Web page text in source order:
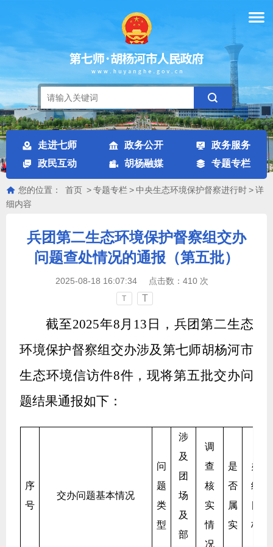
走进七师 政务公开
政务服务
政民互动
胡杨融媒 专题专栏
您的位置： 首页 >专题专栏 >中央生态环境保护督察进行时>详
细内容
兵团第二生态环境保护督察组交办
问题查处情况的通报（第五批）
2025-08-18 16:07:34 点击数： 410 次
T T
截至2025年8月 13 日，兵团第二生态
环境保护督察组交办涉及 第七师胡杨河市
生态环境信访件8件，现将第五批交办问
题结果通报如下：
序
号
交办问题基本情况
问
题
类
型
涉
及
团
场
及
部
调
查
核
实
情
况
是
否
属
实
办
结
标